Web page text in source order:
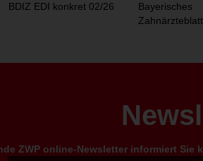
BDIZ EDI konkret 02/26
Bayerisches
ZWP online-Newsletter informiert